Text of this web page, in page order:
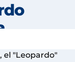
cur,
el "Leopardo"